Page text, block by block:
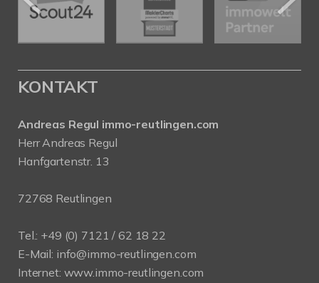
KONTAKT
Andreas Regul immo-reutlingen.com
Herr Andreas Regul
Hanfgartenstr. 13
72768 Reutlingen
Tel.: +49 (0) 7121 / 62 18 22
E-Mail: info@immo-reutlingen.com
Internet: www.immo-reutlingen.com